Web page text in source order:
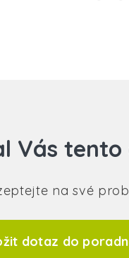
Vás tento
na své
dotaz do